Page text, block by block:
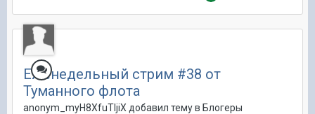
Еженедельный стрим #38 от
Туманного флота
anonym_myH8XfuTIjiX добавил тему в Блогеры